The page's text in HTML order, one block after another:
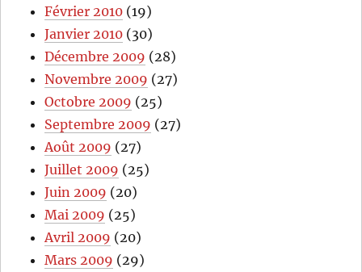
Février 2010 (19)
Janvier 2010 (30)
Décembre 2009 (28)
Novembre 2009 (27)
Octobre 2009 (25)
Septembre 2009 (27)
Août 2009 (27)
Juillet 2009 (25)
Juin 2009 (20)
Mai 2009 (25)
Avril 2009 (20)
Mars 2009 (29)